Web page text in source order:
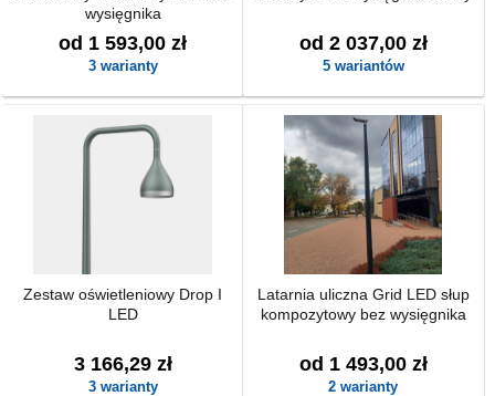
wysięgnika
od 1 593,00 zł
3 warianty
od 2 037,00 zł
5 wariantów
Zestaw oświetleniowy Drop I
LED
3 166,29 zł
3 warianty
Latarnia uliczna Grid LED słup
kompozytowy bez wysięgnika
od 1 493,00 zł
2 warianty